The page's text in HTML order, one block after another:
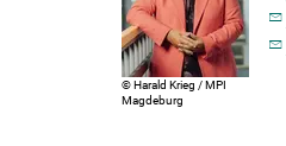
© Harald Krieg / MPI
Magdeburg